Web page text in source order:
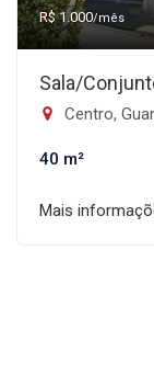
R$ 1.000/mês
Sala/
Centro,
40 m²
Mais